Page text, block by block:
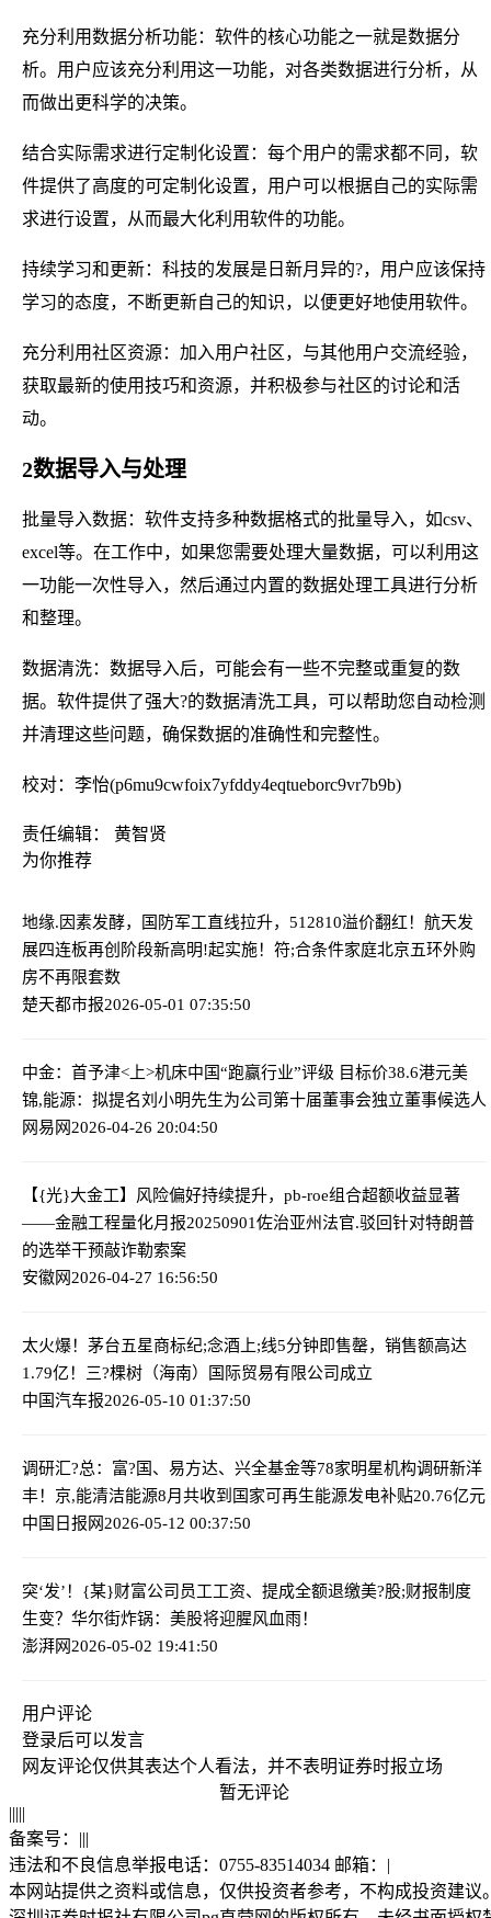
充分利用数据分析功能：软件的核心功能之一就是数据分
析。用户应该充分利用这一功能，对各类数据进行分析，从
而做出更科学的决策。
结合实际需求进行定制化设置：每个用户的需求都不同，软
件提供了高度的可定制化设置，用户可以根据自己的实际需
求进行设置，从而最大化利用软件的功能。
持续学习和更新：科技的发展是日新月异的?，用户应该保持
学习的态度，不断更新自己的知识，以便更好地使用软件。
充分利用社区资源：加入用户社区，与其他用户交流经验，
获取最新的使用技巧和资源，并积极参与社区的讨论和活
动。
2数据导入与处理
批量导入数据：软件支持多种数据格式的批量导入，如csv、
excel等。在工作中，如果您需要处理大量数据，可以利用这
一功能一次性导入，然后通过内置的数据处理工具进行分析
和整理。
数据清洗：数据导入后，可能会有一些不完整或重复的数
据。软件提供了强大?的数据清洗工具，可以帮助您自动检测
并清理这些问题，确保数据的准确性和完整性。
校对：李怡(p6mu9cwfoix7yfddy4eqtueborc9vr7b9b)
责任编辑： 黄智贤
为你推荐
地缘.因素发酵，国防军工直线拉升，512810溢价翻红！航天发
展四连板再创阶段新高明!起实施！符;合条件家庭北京五环外购
房不再限套数
楚天都市报2026-05-01 07:35:50
中金：首予津<上>机床中国“跑赢行业”评级 目标价38.6港元美
锦,能源：拟提名刘小明先生为公司第十届董事会独立董事候选人
网易网2026-04-26 20:04:50
【{光}大金工】风险偏好持续提升，pb-roe组合超额收益显著
——金融工程量化月报20250901佐治亚州法官.驳回针对特朗普
的选举干预敲诈勒索案
安徽网2026-04-27 16:56:50
太火爆！茅台五星商标纪;念酒上;线5分钟即售罄，销售额高达
1.79亿！ 三?棵树（海南）国际贸易有限公司成立
中国汽车报2026-05-10 01:37:50
调研汇?总：富?国、易方达、兴全基金等78家明星机构调研新洋
丰！ 京,能清洁能源8月共收到国家可再生能源发电补贴20.76亿元
中国日报网2026-05-12 00:37:50
突‘发’！{某}财富公司员工工资、提成全额退缴美?股;财报制度
生变？华尔街炸锅：美股将迎腥风血雨！
澎湃网2026-05-02 19:41:50
用户评论
登录后可以发言
网友评论仅供其表达个人看法，并不表明证券时报立场
暂无评论
|||||
备案号： |||
违法和不良信息举报电话：0755-83514034 邮箱： |
本网站提供之资料或信息，仅供投资者参考，不构成投资建议